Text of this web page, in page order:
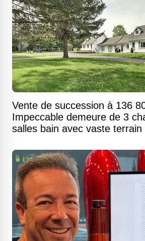
Vente de succession à 136
Impeccable demeure de 3
salles bain avec vaste terrain